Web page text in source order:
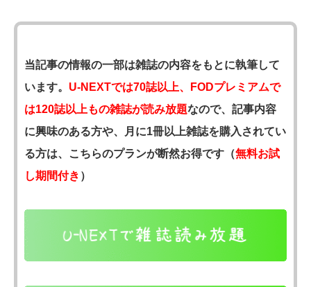
当記事の情報の一部は雑誌の内容をもとに執筆して
います。 U-NEXTでは70誌以上、FODプレミアムで
は120誌以上もの雑誌が読み放題なので、記事内容
に興味のある方や、月に1冊以上雑誌を購入されてい
る方は、こちらのプランが断然お得です（無料お試
し期間付き ）